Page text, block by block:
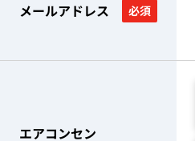
メールアドレス 必須
エアコンセン